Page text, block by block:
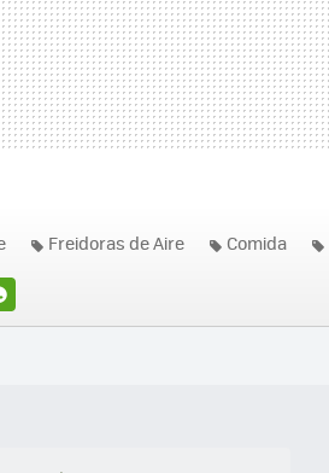
Freidoras de Aire Comida